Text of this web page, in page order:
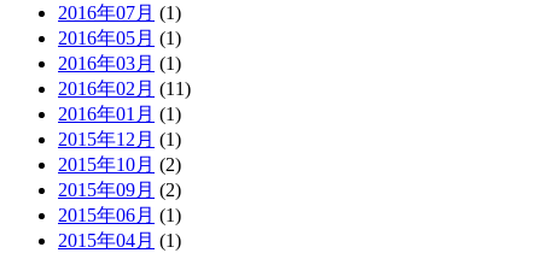
2016年07月 (1)
2016年05月 (1)
2016年03月 (1)
2016年02月 (11)
2016年01月 (1)
2015年12月 (1)
2015年10月 (2)
2015年09月 (2)
2015年06月 (1)
2015年04月 (1)